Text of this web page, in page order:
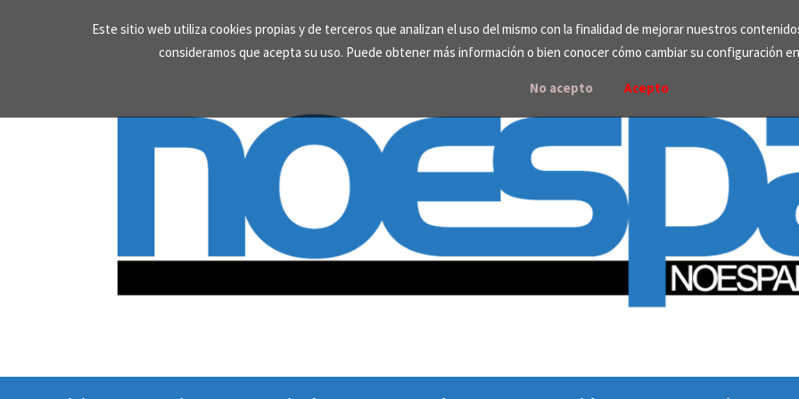
Este sitio web utiliza cookies propias y de terceros que analizan el uso del mismo con la finalidad de mejorar nuestros
consideramos que acepta su uso. Puede obtener más información o bien conocer cómo cambiar su configuración
No acepto Acepto